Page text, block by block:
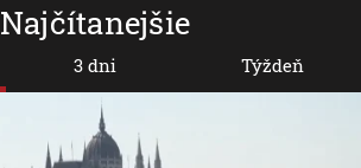
Najčítanejšie
3 dni Týždeň